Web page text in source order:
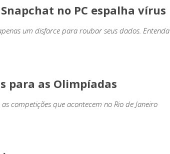
no PC espalha vírus
um disfarce para roubar seus dados. Entenda
para as Olimpíadas
competições que acontecem no Rio de Janeiro